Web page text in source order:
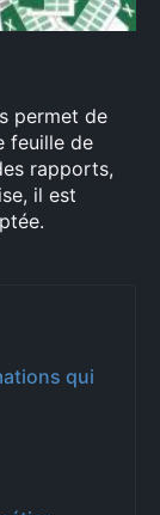
permet de
feuille de
rapports,
il est
qui